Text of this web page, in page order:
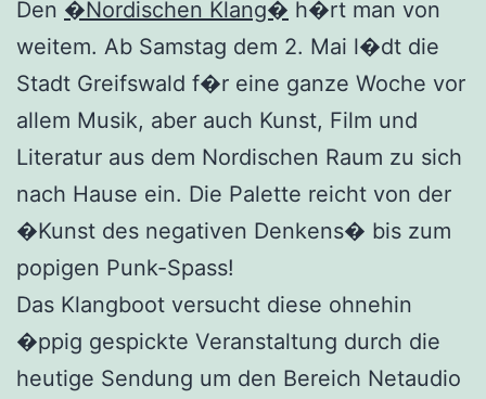
Den �Nordischen Klang� h�rt man von
weitem. Ab Samstag dem 2. Mai l�dt die
Stadt Greifswald f�r eine ganze Woche vor
allem Musik, aber auch Kunst, Film und
Literatur aus dem Nordischen Raum zu sich
nach Hause ein. Die Palette reicht von der
�Kunst des negativen Denkens� bis zum
popigen Punk-Spass!
Das Klangboot versucht diese ohnehin
�ppig gespickte Veranstaltung durch die
heutige Sendung um den Bereich Netaudio